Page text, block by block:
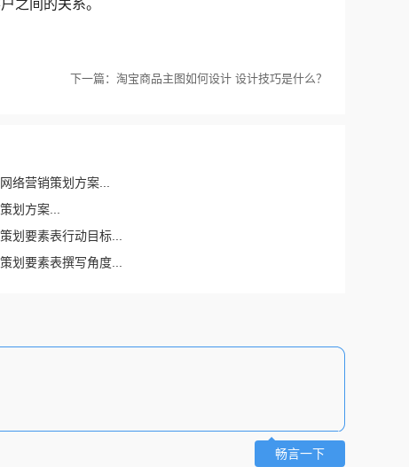
之间的关系。
下一篇：淘宝商品主图如何设计 设计技巧是什么？
络营销策划方案...
划方案...
划要素表行动目标...
划要素表撰写角度...
畅言一下